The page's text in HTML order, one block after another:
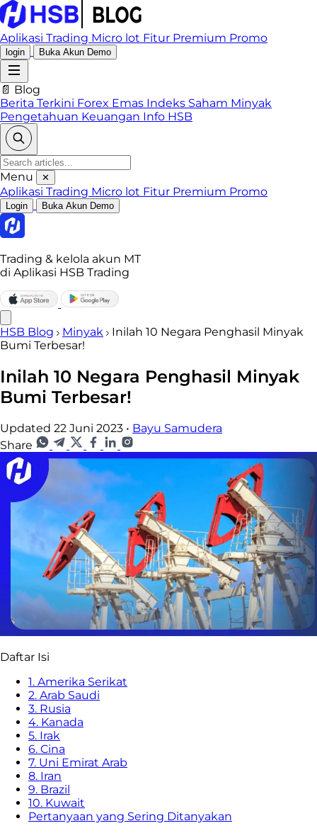
Aplikasi Trading Micro lot Fitur Premium Promo
login Buka Akun Demo
📄 Blog
Berita Terkini Forex Emas Indeks Saham Minyak
Pengetahuan Keuangan Info HSB
Menu ✕
Aplikasi Trading Micro lot Fitur Premium Promo
Login Buka Akun Demo
Trading & kelola akun MT
di Aplikasi HSB Trading
HSB Blog Minyak
Inilah 10 Negara Penghasil Minyak
Bumi Terbesar!
Inilah 10 Negara Penghasil Minyak
Bumi Terbesar!
Updated 22 Juni 2023 • Bayu Samudera
Share
Daftar Isi
1. Amerika Serikat
2. Arab Saudi
3. Rusia
4. Kanada
5. Irak
6. Cina
7. Uni Emirat Arab
8. Iran
9. Brazil
10. Kuwait
Pertanyaan yang Sering Ditanyakan